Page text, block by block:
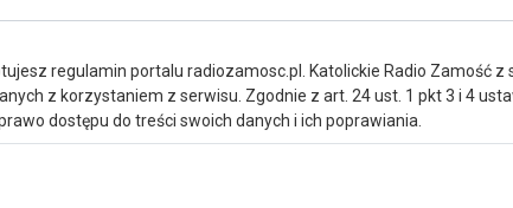
regulamin portalu radiozamosc.pl. Katolickie Radio Zamość
z korzystaniem z serwisu. Zgodnie z art. 24 ust. 1 pkt 3 i 4
dostępu do treści swoich danych i ich poprawiania.